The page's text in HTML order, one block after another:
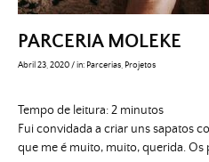
PARCERIA MOLEKE
Abril 23, 2020/in: Parcerias Projetos
Tempo de leitura:2 minutos
Fui convidada a criar uns sapatos
que me é muito, muito, querida. Os